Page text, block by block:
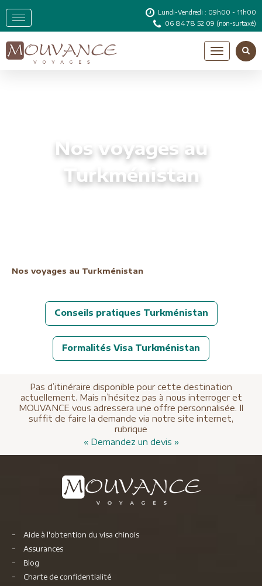
Lundi-Vendredi : 09h00 - 11h00
06 84 78 52 09 (non-surtaxé)
Nos voyages au
Turkménistan
Nos voyages au Turkménistan
Conseils pratiques Turkménistan
Formalités Visa Turkménistan
Pas d’itinéraire disponible pour cette destination
actuellement. Mais n’hésitez pas à nous interroger et
MOUVANCE vous adressera une offre personnalisée. Il
suffit de faire la demande via notre site internet,
rubrique
« Demandez un devis »
Aide à l'obtention du visa chinois
Assurances
Blog
Charte de confidentialité